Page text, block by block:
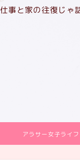
仕事と家の往復じゃ
アラサー女子ライフ